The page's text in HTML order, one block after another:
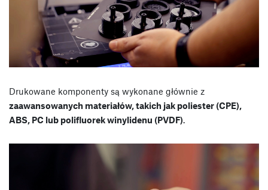
Drukowane komponenty są wykonane głównie z
zaawansowanych materiałów, takich jak poliester (CPE),
ABS, PC lub polifluorek winylidenu (PVDF).